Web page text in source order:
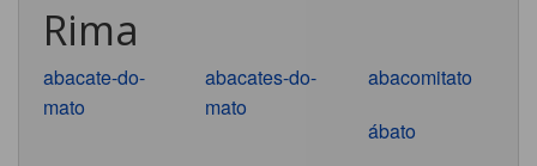
Rima
abacate-do-
mato
abacates-do-
mato
abacomitato
ábato